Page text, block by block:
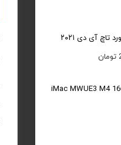
تاچ آی دی ۲۰۲۱
تومان
iMac MWUE3 M4